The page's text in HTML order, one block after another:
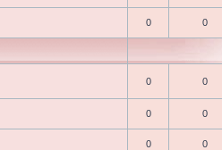
0 0
0 0
0 0
0 0